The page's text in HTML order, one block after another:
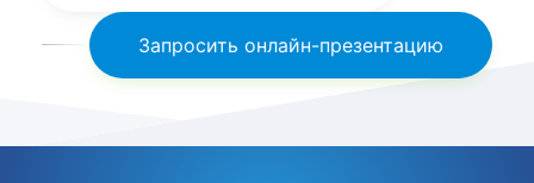
Запросить онлайн-презентацию